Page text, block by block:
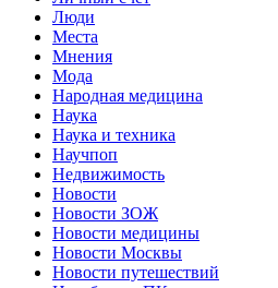
Люди
Места
Мнения
Мода
Народная медицина
Наука
Наука и техника
Научпоп
Недвижимость
Новости
Новости ЗОЖ
Новости медицины
Новости Москвы
Новости путешествий